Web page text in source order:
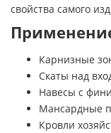
свойства самого
Карнизные
Скаты над
Навесы с
Мансардные
Кровли